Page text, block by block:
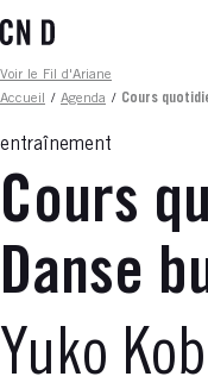
au
principal
Fil d'ariane
Voir le Fil d'Ariane
Accueil
/ Agenda / Cours
entraînement
Cours
Danse
Yuko